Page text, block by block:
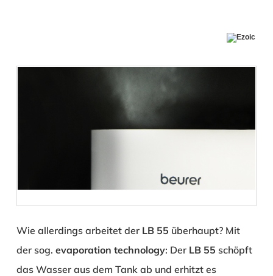
Wie allerdings arbeitet der LB 55 überhaupt? Mit
der sog. evaporation technology: Der LB 55 schöpft
das Wasser aus dem Tank ab und erhitzt es